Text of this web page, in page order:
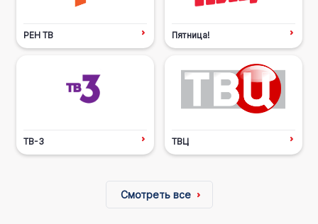
РЕН ТВ Пятница!
ТВ-3 ТВЦ
Смотреть все